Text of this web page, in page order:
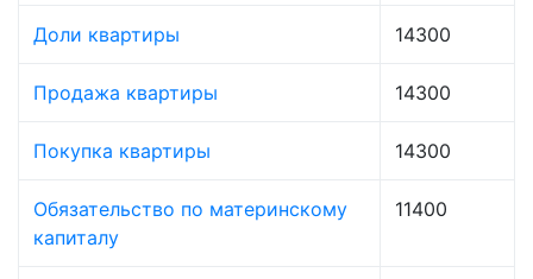
Доли квартиры 14300
Продажа квартиры 14300
Покупка квартиры 14300
Обязательство по материнскому
капиталу
11400